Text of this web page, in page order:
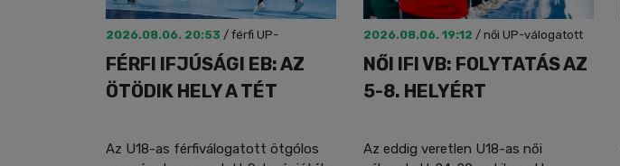
2026.08.06. 20:53 / férfi UP-
válogatott
FÉRFI IFJÚSÁGI EB: AZ
ÖTÖDIK HELY A TÉT
Az U18-as férfiválogatott ötgólos
2026.08.06. 19:12 / női UP-válogatott
NŐI IFI VB: FOLYTATÁS AZ
5-8. HELYÉRT
Az eddig veretlen U18-as női